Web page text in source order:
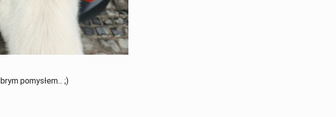
pomysłem... ;)